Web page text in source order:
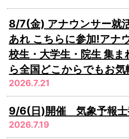
8/7(金) アナウンサー就
あれ こちらに参加!アナ
校生・大学生・院生 集
ら全国どこからでもお気
2026.7.21
9/6(日)開催 気象予報士
2026.7.19